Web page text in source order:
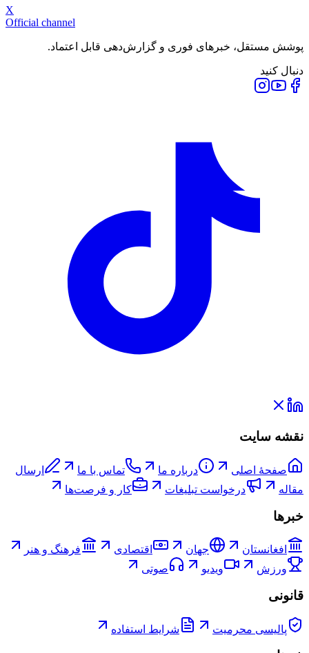
X
Official channel
پوشش مستقل، خبرهای فوری و گزارش‌دهی قابل اعتماد.
دنبال کنید
نقشه سایت
صفحۀ اصلی درباره ما تماس با ما
ارسال
مقاله
درخواست تبلیغات کار و فرصت‌ها
خبرها
افغانستان جهان اقتصادی
فرهنگ و هنر
ورزش
ویدیو صوتی
قانونی
پالیسی محرمیت شرایط استفاده